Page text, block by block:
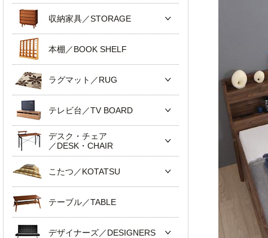
収納家具／STORAGE
本棚／BOOK SHELF
ラグマット／RUG
テレビ台／TV BOARD
デスク・チェア
／DESK・CHAIR
こたつ／KOTATSU
テーブル／TABLE
デザイナーズ／DESIGNERS